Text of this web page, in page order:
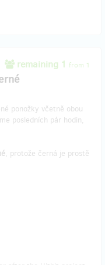
remaining 1 from 1
ponožky včetně obou
posledních pár hodin,
, protože černá je prostě